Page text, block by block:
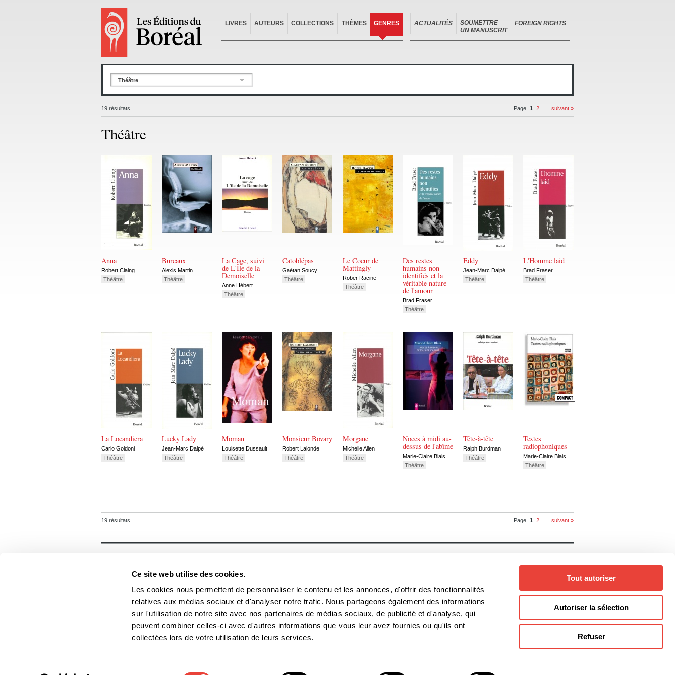
Ce site web utilise des cookies.
Les cookies nous permettent de personnaliser le contenu et les annonces, d'offrir des fonctionnalités
relatives aux médias sociaux et d'analyser notre trafic. Nous partageons également des informations
sur l'utilisation de notre site avec nos partenaires de médias sociaux, de publicité et d'analyse, qui
peuvent combiner celles-ci avec d'autres informations que vous leur avez fournies ou qu'ils ont
collectées lors de votre utilisation de leurs services.
Tout autoriser
Autoriser la sélection
Refuser
LIVRES AUTEURS COLLECTIONS THÈMES GENRES ACTUALITÉS
SOUMETTRE
UN MANUSCRIT
FOREIGN RIGHTS
Théâtre
19 résultats Page 1 2 suivant »
Théâtre
Anna
Robert Claing
Théâtre
Bureaux
Alexis Martin
Théâtre
La Cage, suivi
de L'Île de la
Demoiselle
Anne Hébert
Théâtre
Catoblépas
Gaétan Soucy
Théâtre
Le Coeur de
Mattingly
Rober Racine
Théâtre
Des restes
humains non
identifiés et la
véritable nature
de l'amour
Brad Fraser
Théâtre
Eddy
Jean-Marc Dalpé
Théâtre
L'Homme laid
Brad Fraser
Théâtre
La Locandiera
Carlo Goldoni
Théâtre
Lucky Lady
Jean-Marc Dalpé
Théâtre
Moman
Louisette Dussault
Théâtre
Monsieur Bovary
Robert Lalonde
Théâtre
Morgane
Michelle Allen
Théâtre
Noces à midi au-
dessus de l'abîme
Marie-Claire Blais
Théâtre
Tête-à-tête
Ralph Burdman
Théâtre
Textes
radiophoniques
Marie-Claire Blais
Théâtre
19 résultats Page 1 2 suivant »
Équipe
Nos lauréats
Nos partenaires
Documents
Thèmes
Genres
Les Éditions du Boréal
3970, rue Saint-Ambroise, Montréal (Québec), Canada H4C 2C7